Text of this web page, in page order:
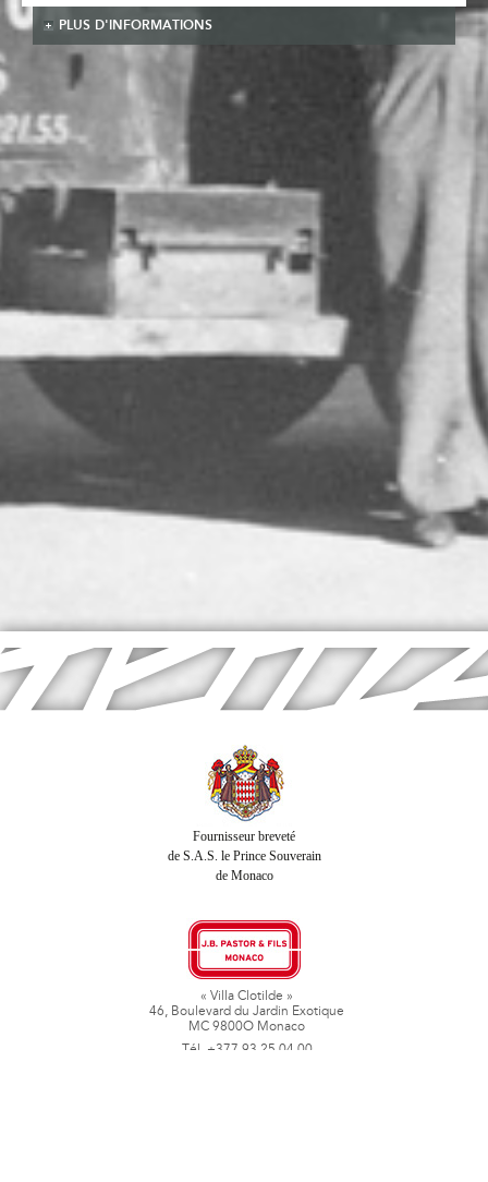
PLUS D'INFORMATIONS
Fournisseur breveté
de S.A.S. le Prince Souverain
de Monaco
« Villa Clotilde »
46, Boulevard du Jardin Exotique
MC 9800O Monaco
Tél. +377 93 25 04 00